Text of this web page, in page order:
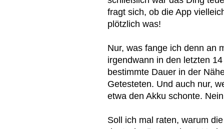
fragt sich, ob die App
plötzlich was!
Nur, was fange ich denn an
irgendwann in den letzten
bestimmte Dauer in der
Getesteten. Und auch nur,
etwa den Akku schonte.
Soll ich mal raten, warum